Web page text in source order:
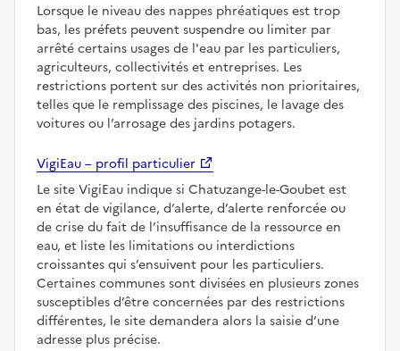
Lorsque le niveau des nappes phréatiques est trop
bas, les préfets peuvent suspendre ou limiter par
arrêté certains usages de l'eau par les particuliers,
agriculteurs, collectivités et entreprises. Les
restrictions portent sur des activités non prioritaires,
telles que le remplissage des piscines, le lavage des
voitures ou l’arrosage des jardins potagers.
VigiEau – profil particulier
Le site VigiEau indique si Chatuzange-le-Goubet est
en état de vigilance, d’alerte, d’alerte renforcée ou
de crise du fait de l’insuffisance de la ressource en
eau, et liste les limitations ou interdictions
croissantes qui s’ensuivent pour les particuliers.
Certaines communes sont divisées en plusieurs zones
susceptibles d’être concernées par des restrictions
différentes, le site demandera alors la saisie d’une
adresse plus précise.